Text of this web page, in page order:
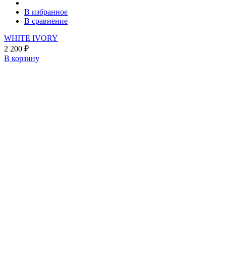
В избранное
В сравнение
WHITE IVORY
2 200 ₽
В корзину